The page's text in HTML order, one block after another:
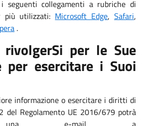
seguenti collegamenti a rubriche di
più utilizzati: Microsoft Edge,Safari,
.
per le Sue
per esercitare i Suoi
informazione o esercitare i diritti di
del Regolamento UE 2016/679 potrà